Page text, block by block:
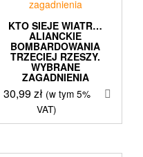
KTO SIEJE WIATR…
ALIANCKIE
BOMBARDOWANIA
TRZECIEJ RZESZY.
WYBRANE
ZAGADNIENIA
30,99zł (w tym 5%
VAT)